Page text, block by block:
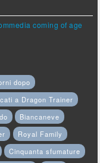
coming of age
dopo
a Dragon Trainer
Biancaneve
Royal Family
Cinquanta sfumature